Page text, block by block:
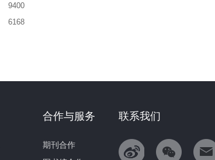
9400
6168
联系我们
合作与服务
期刊合作